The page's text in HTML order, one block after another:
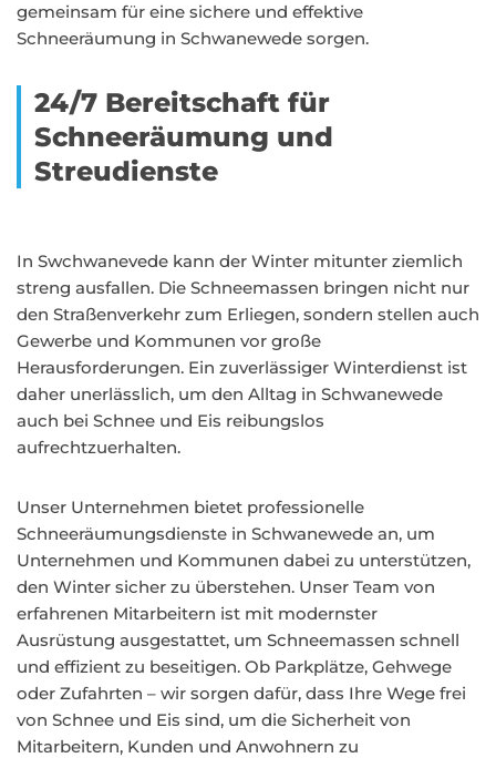
gemeinsam für eine sichere und effektive
Schneeräumung in Schwanewede sorgen.
24/7 Bereitschaft für
Schneeräumung und
Streudienste
In Swchwanevede kann der Winter mitunter ziemlich
streng ausfallen. Die Schneemassen bringen nicht nur
den Straßenverkehr zum Erliegen, sondern stellen auch
Gewerbe und Kommunen vor große
Herausforderungen. Ein zuverlässiger Winterdienst ist
daher unerlässlich, um den Alltag in Schwanewede
auch bei Schnee und Eis reibungslos
aufrechtzuerhalten.
Unser Unternehmen bietet professionelle
Schneeräumungsdienste in Schwanewede an, um
Unternehmen und Kommunen dabei zu unterstützen,
den Winter sicher zu überstehen. Unser Team von
erfahrenen Mitarbeitern ist mit modernster
Ausrüstung ausgestattet, um Schneemassen schnell
und effizient zu beseitigen. Ob Parkplätze, Gehwege
oder Zufahrten – wir sorgen dafür, dass Ihre Wege frei
von Schnee und Eis sind, um die Sicherheit von
Mitarbeitern, Kunden und Anwohnern zu